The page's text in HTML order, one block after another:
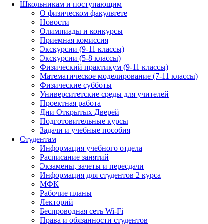
Школьникам и поступающим
О физическом факультете
Новости
Олимпиады и конкурсы
Приемная комиссия
Экскурсии (9-11 классы)
Экскурсии (5-8 классы)
Физический практикум (9-11 классы)
Математическое моделирование (7-11 классы)
Физические субботы
Университетские среды для учителей
Проектная работа
Дни Открытых Дверей
Подготовительные курсы
Задачи и учебные пособия
Студентам
Информация учебного отдела
Расписание занятий
Экзамены, зачеты и пересдачи
Информация для студентов 2 курса
МФК
Рабочие планы
Лекторий
Беспроводная сеть Wi-Fi
Права и обязанности студентов